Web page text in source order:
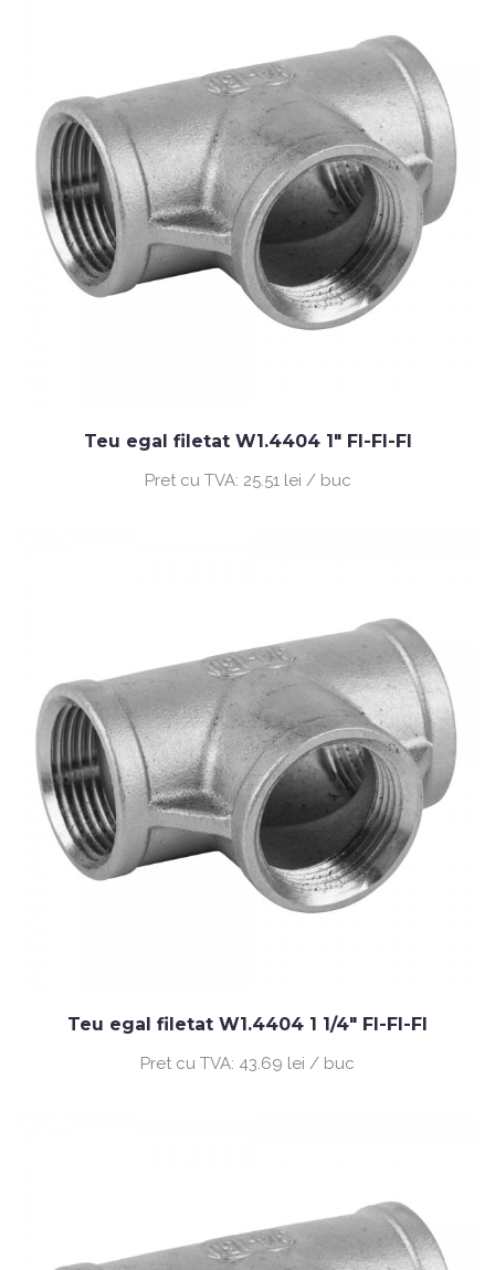
Teu egal filetat W1.4404 1" FI-FI-FI
Pret cu TVA: 25.51 lei / buc
Teu egal filetat W1.4404 1 1/4" FI-FI-FI
Pret cu TVA: 43.69 lei / buc